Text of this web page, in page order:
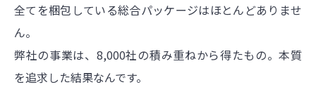
全てを梱包している総合パッケージはほとんどありませ
ん。
弊社の事業は、8,000社の積み重ねから得たもの。本質
を追求した結果なんです。